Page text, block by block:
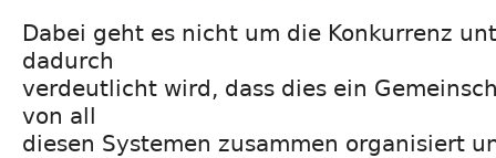
Dabei geht es nicht um die Konkurrenz
dadurch
verdeutlicht wird, dass dies ein
von all
diesen Systemen zusammen organisiert